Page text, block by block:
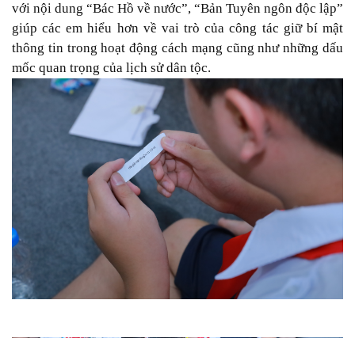
với nội dung “Bác Hồ về nước”, “Bản Tuyên ngôn độc lập”
giúp các em hiểu hơn về vai trò của công tác giữ bí mật
thông tin trong hoạt động cách mạng cũng như những dấu
mốc quan trọng của lịch sử dân tộc.